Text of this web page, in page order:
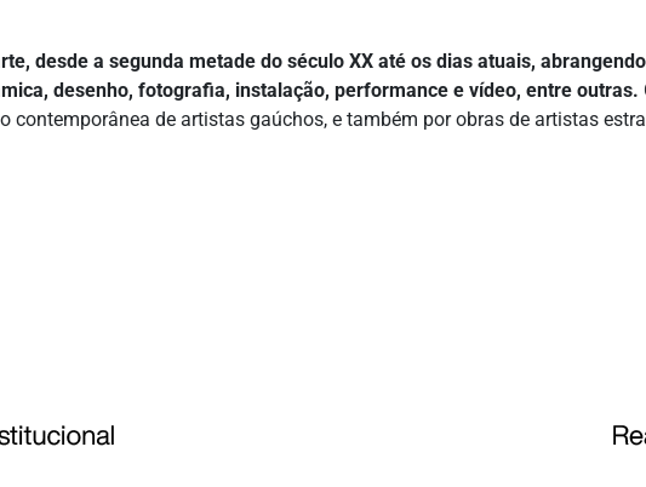
desde a segunda metade do século XX até os dias atuais,
desenho, fotografia, instalação, performance e vídeo, entre outras.
de artistas gaúchos, e também por obras de artistas